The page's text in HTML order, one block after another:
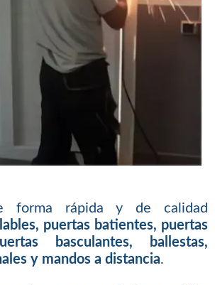
forma rápida y de calidad
puertas batientes, puertas
basculantes, ballestas,
y mandos a distancia.